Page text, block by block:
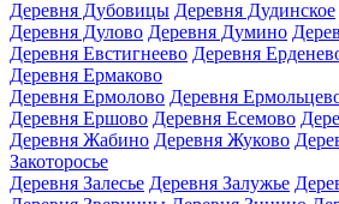
Деревня Дубовицы Деревня Дудинское
Деревня Дулово Деревня Думино
Деревня Евстигнеево Деревня
Деревня Ермаково
Деревня Ермолово Деревня
Деревня Ершово Деревня Есемово
Деревня Жабино Деревня Жуково
Закоторосье
Деревня Залесье Деревня Залужье